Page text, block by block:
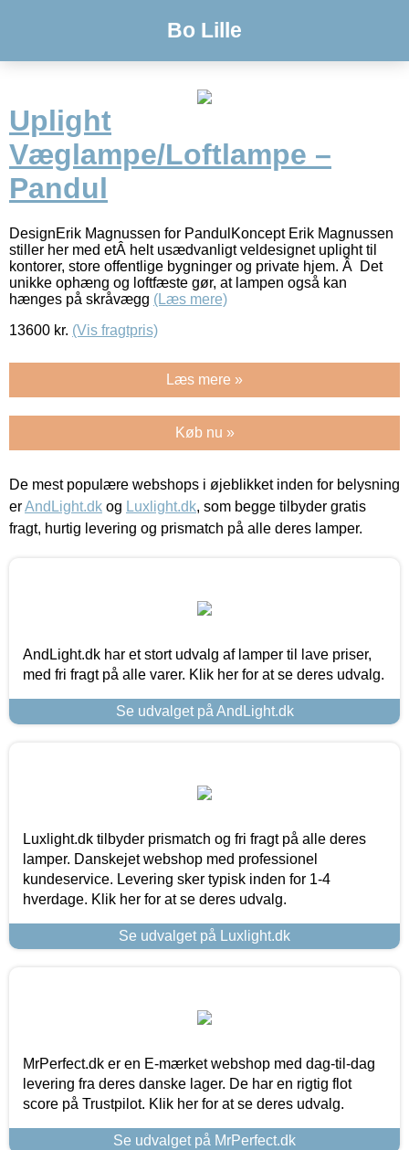
Bo Lille
Uplight
Væglampe/Loftlampe –
Pandul
DesignErik Magnussen for PandulKoncept Erik Magnussen
stiller her med etÂ helt usædvanligt veldesignet uplight til
kontorer, store offentlige bygninger og private hjem. Â Det
unikke ophæng og loftfæste gør, at lampen også kan
hænges på skråvægg (Læs mere)
13600 kr. (Vis fragtpris)
Læs mere »
Køb nu »
De mest populære webshops i øjeblikket inden for belysning
erAndLight.dk og Luxlight.dk, som begge tilbyder gratis
fragt, hurtig levering og prismatch på alle deres lamper.
AndLight.dk har et stort udvalg af lamper til lave priser,
med fri fragt på alle varer. Klik her for at se deres udvalg.
Se udvalget på AndLight.dk
Luxlight.dk tilbyder prismatch og fri fragt på alle deres
lamper. Danskejet webshop med professionel
kundeservice. Levering sker typisk inden for 1-4
hverdage. Klik her for at se deres udvalg.
Se udvalget på Luxlight.dk
MrPerfect.dk er en E-mærket webshop med dag-til-dag
levering fra deres danske lager. De har en rigtig flot
score på Trustpilot. Klik her for at se deres udvalg.
Se udvalget på MrPerfect.dk